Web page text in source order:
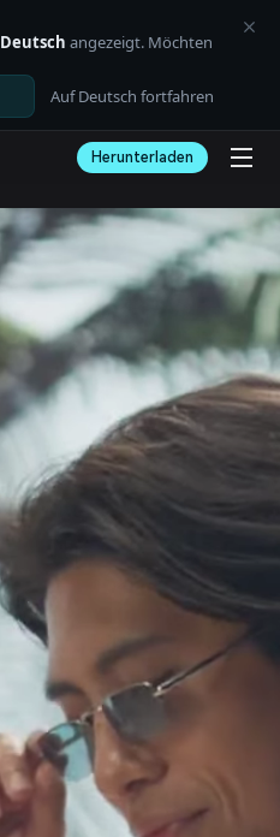
Deutsch angezeigt. Möchten
Auf Deutsch fortfahren
Herunterladen